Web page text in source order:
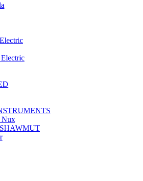
Nux